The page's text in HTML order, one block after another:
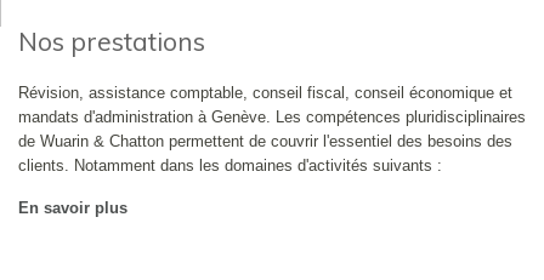
Nos prestations
Révision, assistance comptable, conseil fiscal, conseil économique et
mandats d'administration à Genève. Les compétences pluridisciplinaires
de Wuarin & Chatton permettent de couvrir l'essentiel des besoins des
clients. Notamment dans les domaines d'activités suivants :
En savoir plus